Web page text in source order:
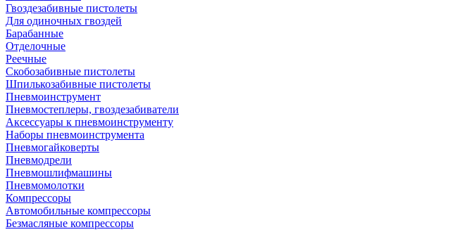
Гвоздезабивные пистолеты
Для одиночных гвоздей
Барабанные
Отделочные
Реечные
Скобозабивные пистолеты
Шпилькозабивные пистолеты
Пневмоинструмент
Пневмостеплеры, гвоздезабиватели
Аксессуары к пневмоинструменту
Наборы пневмоинструмента
Пневмогайковерты
Пневмодрели
Пневмошлифмашины
Пневмомолотки
Компрессоры
Автомобильные компрессоры
Безмасляные компрессоры